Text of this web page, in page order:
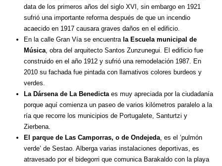
data de los primeros años del siglo XVI, sin embargo en 1921
sufrió una importante reforma después de que un incendio
acaecido en 1917 causara graves daños en el edificio.
En la calle Gran Vía se encuentra la Escuela municipal de
Música, obra del arquitecto Santos Zunzunegui. El edificio fue
construido en el año 1912 y sufrió una remodelación 1987. En
2010 su fachada fue pintada con llamativos colores burdeos y
verdes.
La Dársena de La Benedictaes muy apreciada por la ciudadanía
porque aquí comienza un paseo de varios kilómetros paralelo a la
ría que recorre los municipios de Portugalete, Santurtzi y
Zierbena.
El parque de Las Camporras, o de Ondejeda, es el ‘pulmón
verde’ de Sestao. Alberga varias instalaciones deportivas, es
atravesado por el bidegorri que comunica Barakaldo con la playa